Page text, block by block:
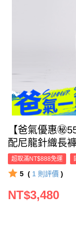
【爸氣優惠㊙
配尼龍針織長
超取滿NT$888免運
5 ( 1 則評價 )
NT$3,480